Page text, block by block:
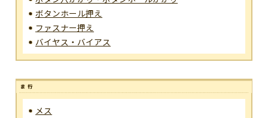
ボタンホール押え
ファスナー押え
バイヤス・バイアス
メス